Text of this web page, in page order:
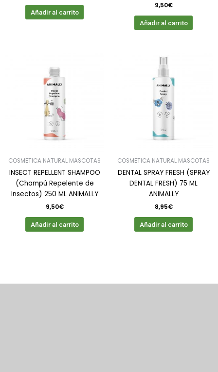
Añadir al carrito
9,50€
Añadir al carrito
COSMETICA NATURAL MASCOTAS
INSECT REPELLENT SHAMPOO
(Champú Repelente de
Insectos) 250 ML ANIMALLY
9,50€
Añadir al carrito
COSMETICA NATURAL MASCOTAS
DENTAL SPRAY FRESH (SPRAY
DENTAL FRESH) 75 ML
ANIMALLY
8,95€
Añadir al carrito